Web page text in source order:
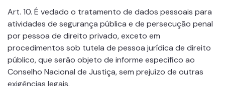
Art. 10. É vedado o tratamento de dados pessoais para
atividades de segurança pública e de persecução penal
por pessoa de direito privado, exceto em
procedimentos sob tutela de pessoa jurídica de direito
público, que serão objeto de informe específico ao
Conselho Nacional de Justiça, sem prejuízo de outras
exigências legais.